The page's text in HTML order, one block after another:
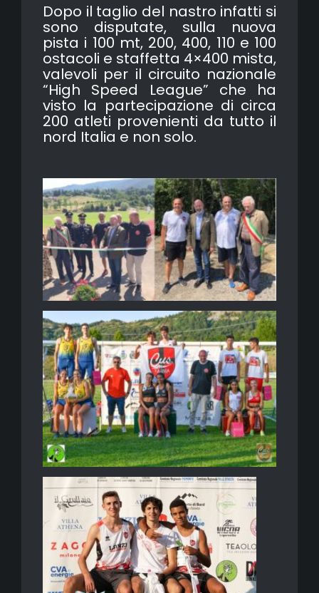
Dopo il taglio del nastro infatti si
sono disputate, sulla nuova
pista i 100 mt, 200, 400, 110 e 100
ostacoli e staffetta 4×400 mista,
valevoli per il circuito nazionale
“High Speed League” che ha
visto la partecipazione di circa
200 atleti provenienti da tutto il
nord Italia e non solo.